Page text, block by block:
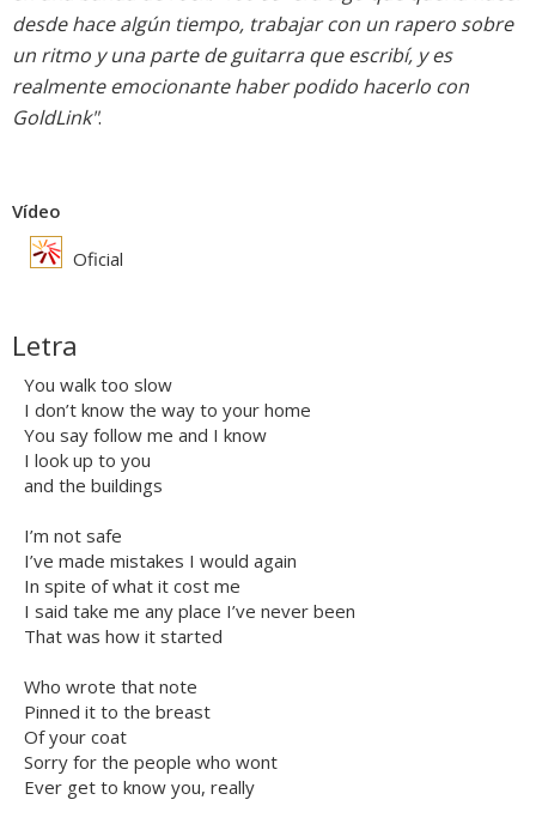
desde hace algún tiempo, trabajar con un rapero sobre
un ritmo y una parte de guitarra que escribí, y es
realmente emocionante haber podido hacerlo con
GoldLink".
Vídeo
Oficial
Letra
You walk too slow
I don’t know the way to your home
You say follow me and I know
I look up to you
and the buildings
I’m not safe
I’ve made mistakes I would again
In spite of what it cost me
I said take me any place I’ve never been
That was how it started
Who wrote that note
Pinned it to the breast
Of your coat
Sorry for the people who wont
Ever get to know you, really